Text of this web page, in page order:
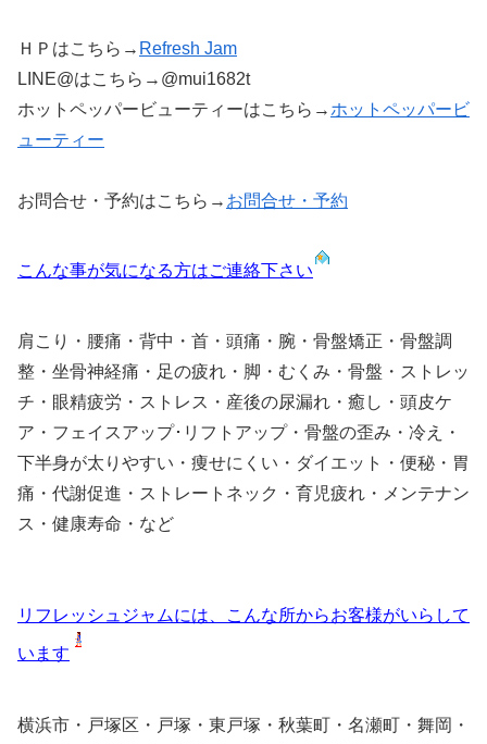
ＨＰはこちら→ Refresh Jam
LINE@はこちら→@mui1682t
ホットペッパービューティーはこちら→ ホットペッパービ
ューティー
お問合せ・予約はこちら→ お問合せ・予約
こんな事が気になる方はご連絡下さい
肩こり・腰痛・背中・首・頭痛・腕・骨盤矯正・骨盤調
整・坐骨神経痛・足の疲れ・脚・むくみ・骨盤・ストレッ
チ・眼精疲労・ストレス・産後の尿漏れ・癒し・頭皮ケ
ア・フェイスアップ･リフトアップ・骨盤の歪み・冷え・
下半身が太りやすい・痩せにくい・ダイエット・便秘・胃
痛・代謝促進・ストレートネック・育児疲れ・メンテナン
ス・健康寿命・など
リフレッシュジャムには、こんな所からお客様がいらして
います
横浜市・戸塚区・戸塚・東戸塚・秋葉町・名瀬町・舞岡・